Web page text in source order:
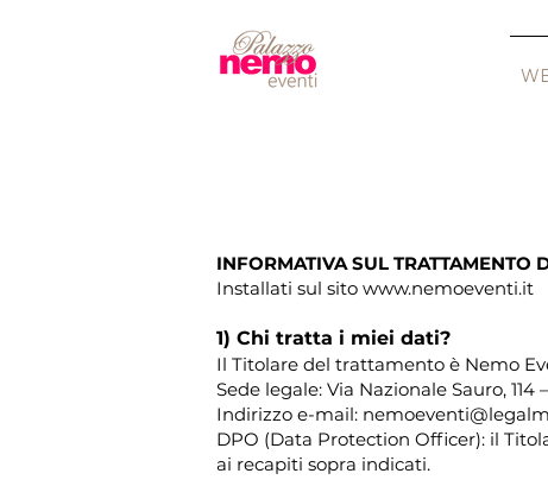
INFORMATIVA SUL TRATTAMENTO
Installati sul sito www.nemoeventi.it
1) Chi tratta i miei dati?
Il Titolare del trattamento è Nemo
Sede legale: Via Nazionale Sauro, 114
Indirizzo e-mail:
DPO (Data Protection Officer): il
ai recapiti sopra indicati.